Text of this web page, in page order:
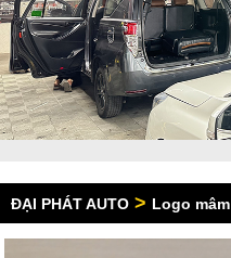
ĐẠI PHÁT AUTO > Logo